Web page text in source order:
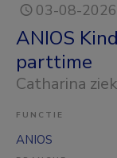
03-08-2026
ANIOS
parttime
Catharina
FUNCTIE
ANIOS